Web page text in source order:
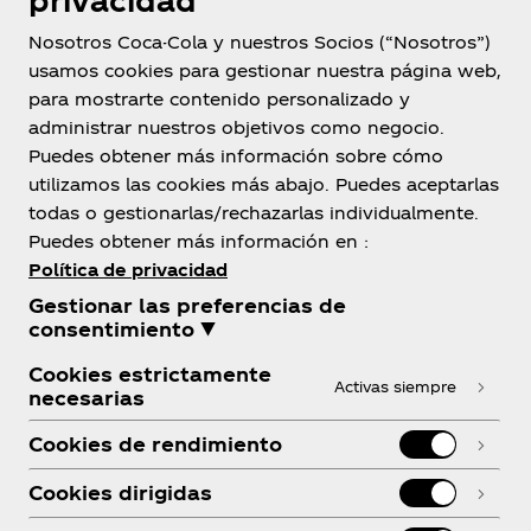
El Salvador
Sobre nosotros
¿Necesitas ayuda?
Nosotros Coca-Cola y nuestros Socios (“Nosotros”)
usamos cookies para gestionar nuestra página web,
para mostrarte contenido personalizado y
administrar nuestros objetivos como negocio.
Puedes obtener más información sobre cómo
utilizamos las cookies más abajo. Puedes aceptarlas
todas o gestionarlas/rechazarlas individualmente.
Puedes obtener más información en :
Política de privacidad
Gestionar las preferencias de
consentimiento ▼
Cookies estrictamente
necesarias
Activas siempre
Cookies de rendimiento
Cookies dirigidas